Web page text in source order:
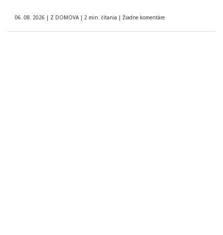
06. 08. 2026 | Z DOMOVA | 2 min. čítania | Žiadne komentáre